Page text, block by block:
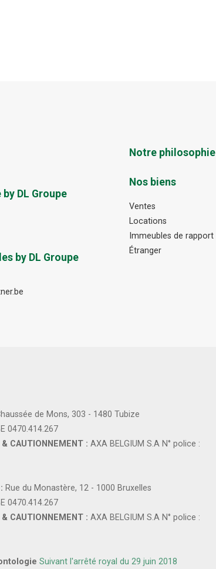
DL Groupe
by DL Groupe
Notre philosophie
Nos biens
Ventes
Locations
Immeubles de rapport
Étranger
de Mons, 303 - 1480 Tubize
0470.414.267
& CAUTIONNEMENT : AXA BELGIUM S.A N° police :
Rue du Monastère, 12 - 1000 Bruxelles
0470.414.267
& CAUTIONNEMENT : AXA BELGIUM S.A N° police :
Suivant l'arrêté royal du 29 juin 2018